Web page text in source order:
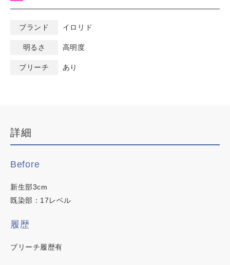
バイオレット/パープ
イエロー/ホワイト
明るい白髪染め
ノンジアミンカラー
ブランド イロリド
明るさ 高明度
ブリーチ あり
詳細
Before
新生部3cm
既染部：17レベル
履歴
ブリーチ履歴有